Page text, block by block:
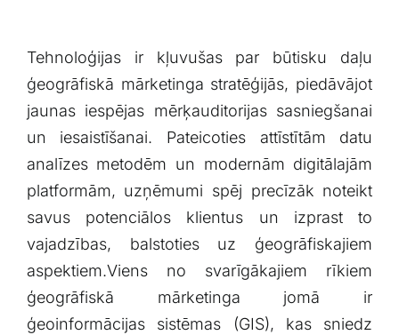
Tehnoloģijas ir kļuvušas par būtisku daļu
ģeogrāfiskā mārketinga stratēģijās, ⁣piedāvājot
jaunas iespējas mērķauditorijas sasniegšanai
un iesaistīšanai. Pateicoties attīstītām datu
⁤analīzes ⁣metodēm un modernām digitālajām
platformām, ‍uzņēmumi spēj precīzāk noteikt​
savus potenciālos ⁣klientus un ⁤izprast to
vajadzības, balstoties uz ģeogrāfiskajiem
aspektiem.Viens ⁢no svarīgākajiem rīkiem
ģeogrāfiskā mārketinga jomā ir
ģeoinformācijas sistēmas (GIS), kas sniedz